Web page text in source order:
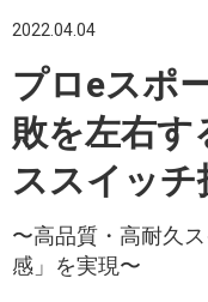
2022.04.04
プロeスポ
敗を左右す
ススイッチ
〜高品質・高耐久
感」を実現〜